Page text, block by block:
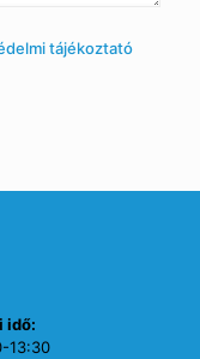
tájékoztató
idő:
13:30